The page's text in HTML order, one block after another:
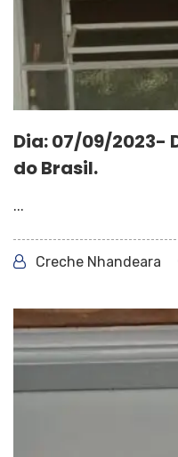
Dia: 07/09/2023-
do Brasil.
...
Creche Nhandeara